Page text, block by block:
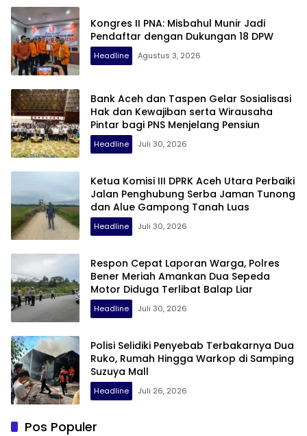
Kongres II PNA: Misbahul Munir Jadi
Pendaftar dengan Dukungan 18 DPW
Headline Agustus 3, 2026
Bank Aceh dan Taspen Gelar Sosialisasi
Hak dan Kewajiban serta Wirausaha
Pintar bagi PNS Menjelang Pensiun
Headline Juli 30, 2026
Ketua Komisi III DPRK Aceh Utara Perbaiki
Jalan Penghubung Serba Jaman Tunong
dan Alue Gampong Tanah Luas
Headline Juli 30, 2026
Respon Cepat Laporan Warga, Polres
Bener Meriah Amankan Dua Sepeda
Motor Diduga Terlibat Balap Liar
Headline Juli 30, 2026
Polisi Selidiki Penyebab Terbakarnya Dua
Ruko, Rumah Hingga Warkop di Samping
Suzuya Mall
Headline Juli 26, 2026
Pos Populer